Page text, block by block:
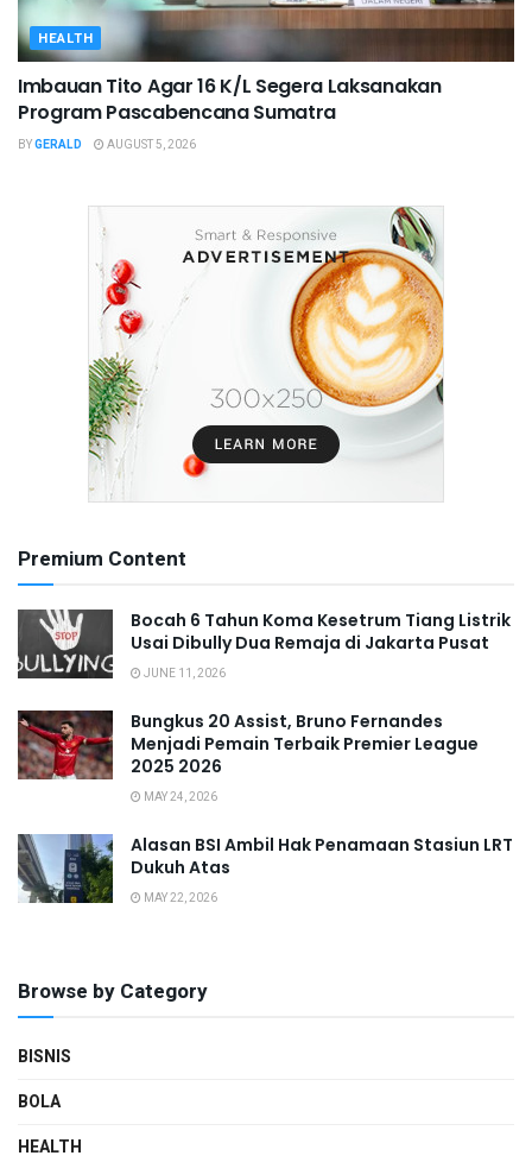
HEALTH
Imbauan Tito Agar 16 K/L Segera Laksanakan
Program Pascabencana Sumatra
BYGERALD AUGUST 5, 2026
Premium Content
Bocah 6 Tahun Koma Kesetrum Tiang Listrik
Usai Dibully Dua Remaja di Jakarta Pusat
JUNE 11, 2026
Bungkus 20 Assist, Bruno Fernandes
Menjadi Pemain Terbaik Premier League
2025 2026
MAY 24, 2026
Alasan BSI Ambil Hak Penamaan Stasiun LRT
Dukuh Atas
MAY 22, 2026
Browse by Category
BISNIS
BOLA
HEALTH